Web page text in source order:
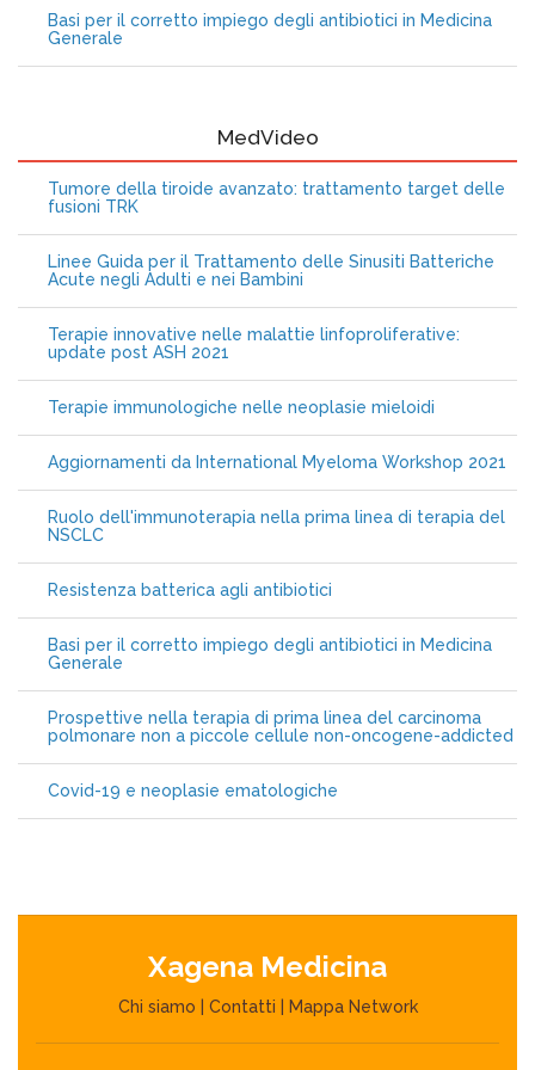
Basi per il corretto impiego degli antibiotici in Medicina
Generale
MedVideo
Tumore della tiroide avanzato: trattamento target delle
fusioni TRK
Linee Guida per il Trattamento delle Sinusiti Batteriche
Acute negli Adulti e nei Bambini
Terapie innovative nelle malattie linfoproliferative:
update post ASH 2021
Terapie immunologiche nelle neoplasie mieloidi
Aggiornamenti da International Myeloma Workshop 2021
Ruolo dell'immunoterapia nella prima linea di terapia del
NSCLC
Resistenza batterica agli antibiotici
Basi per il corretto impiego degli antibiotici in Medicina
Generale
Prospettive nella terapia di prima linea del carcinoma
polmonare non a piccole cellule non-oncogene-addicted
Covid-19 e neoplasie ematologiche
Xagena Medicina
Chi siamo Contatti Mappa Network